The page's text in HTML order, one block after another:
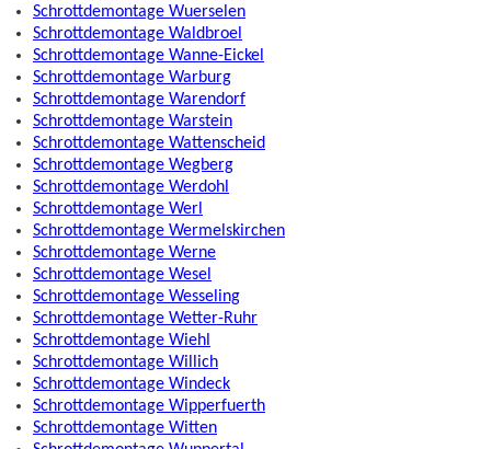
Schrottdemontage Wuerselen
Schrottdemontage Waldbroel
Schrottdemontage Wanne-Eickel
Schrottdemontage Warburg
Schrottdemontage Warendorf
Schrottdemontage Warstein
Schrottdemontage Wattenscheid
Schrottdemontage Wegberg
Schrottdemontage Werdohl
Schrottdemontage Werl
Schrottdemontage Wermelskirchen
Schrottdemontage Werne
Schrottdemontage Wesel
Schrottdemontage Wesseling
Schrottdemontage Wetter-Ruhr
Schrottdemontage Wiehl
Schrottdemontage Willich
Schrottdemontage Windeck
Schrottdemontage Wipperfuerth
Schrottdemontage Witten